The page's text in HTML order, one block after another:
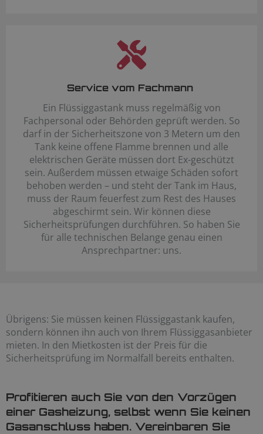
Service vom Fachmann
Ein Flüssiggastank muss regelmäßig von
Fachpersonal oder Behörden geprüft werden. So
darf in der Sicherheitszone von 3 Metern um den
Tank keine offene Flamme brennen und alle
elektrischen Geräte müssen dort Ex-geschützt
sein. Außerdem müssen etwaige Schäden sofort
behoben werden – und steht der Tank im Haus,
muss der Raum feuerfest zum Rest des Hauses
abgeschirmt sein. Wir können diese
Sicherheitsprüfungen durchführen. So haben Sie
für alle technischen Belange genau einen
Ansprechpartner: uns.
Übrigens: Sie müssen keinen Flüssiggastank kaufen,
sondern können ihn auch von Ihrem Flüssiggasanbieter
mieten. In den Mietkosten ist der Preis für die
Sicherheitsprüfung im Normalfall bereits enthalten.
Profitieren auch Sie von den Vorzügen
einer Gasheizung, selbst wenn Sie keinen
Gasanschluss haben. Vereinbaren Sie